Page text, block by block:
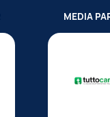
MEDIA